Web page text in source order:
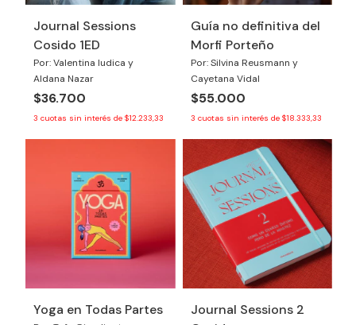
Journal Sessions
Cosido 1ED
Por: Valentina Iudica y
Aldana Nazar
$36.700
3 cuotas sin interés de $12.233,33
Guía no definitiva del
Morfi Porteño
Por: Silvina Reusmann y
Cayetana Vidal
$55.000
3 cuotas sin interés de $18.333,33
Yoga en Todas Partes
Journal Sessions 2